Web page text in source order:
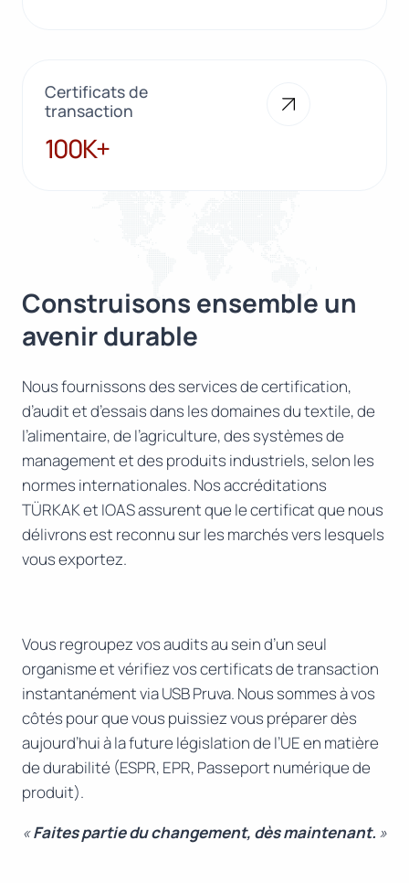
Certificats de
transaction
100K+
100K+
Construisons ensemble un
avenir durable
Nous fournissons des services de certification,
d’audit et d’essais dans les domaines du textile, de
l’alimentaire, de l’agriculture, des systèmes de
management et des produits industriels, selon les
normes internationales. Nos accréditations
TÜRKAK et IOAS assurent que le certificat que nous
délivrons est reconnu sur les marchés vers lesquels
vous exportez.
Vous regroupez vos audits au sein d’un seul
organisme et vérifiez vos certificats de transaction
instantanément via USB Pruva. Nous sommes à vos
côtés pour que vous puissiez vous préparer dès
aujourd’hui à la future législation de l’UE en matière
de durabilité (ESPR, EPR, Passeport numérique de
produit).
«Faites partie du changement, dès maintenant. »